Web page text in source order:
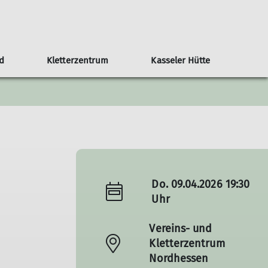
Team Geschäftsstelle und Kontakt
Events und Veranstaltungen
Hochtouren Mountainbike Höhlengruppe
Klima und Naturschutz
Klettercoaching Teilhabe
Kletterzentrum Kasseler Hütte
Do. 09.04.2026 19:30
Uhr
Vereins- und
Kletterzentrum
Nordhessen